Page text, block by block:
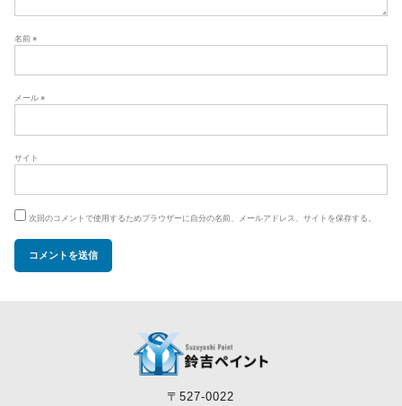
名前 ※
メール ※
サイト
次回のコメントで使用するためブラウザーに自分の名前、メールアドレス、サイトを保存する。
〒527-0022